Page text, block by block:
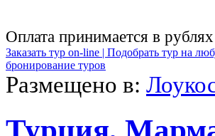
Оплата принимается в
Заказать тур on-line | Подобрать тур на
бронирование туров
Размещено в: